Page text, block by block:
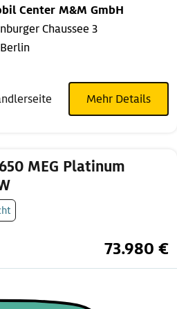
Center M&M GmbH
Chaussee 3
Mehr Details
MEG Platinum
73.980 €